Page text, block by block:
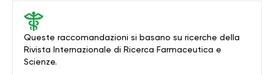
Queste raccomandazioni si basano su ricerche della
Rivista Internazionale di Ricerca Farmaceutica e
Scienze.